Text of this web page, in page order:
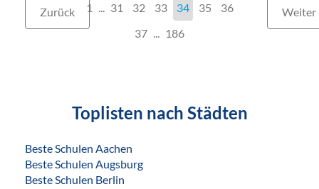
Zurück 1 ... 31 32 33 34 35
36
37
186
Weiter
Toplisten nach Städten
Beste Schulen Aachen
Beste Schulen Augsburg
Beste Schulen Berlin